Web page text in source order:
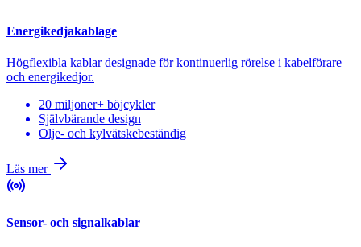
Energikedjakablage
Högflexibla kablar designade för kontinuerlig rörelse i kabelförare
och energikedjor.
20 miljoner+ böjcykler
Självbärande design
Olje- och kylvätskebeständig
Läs mer
Sensor- och signalkablar